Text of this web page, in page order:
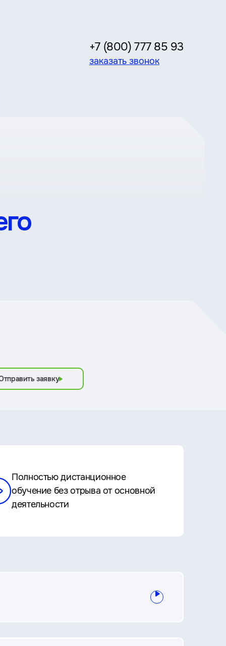
+7 (800) 777 85 93
заказать звонок
заявку
Полностью дистанционное
обучение без отрыва от основной
деятельности